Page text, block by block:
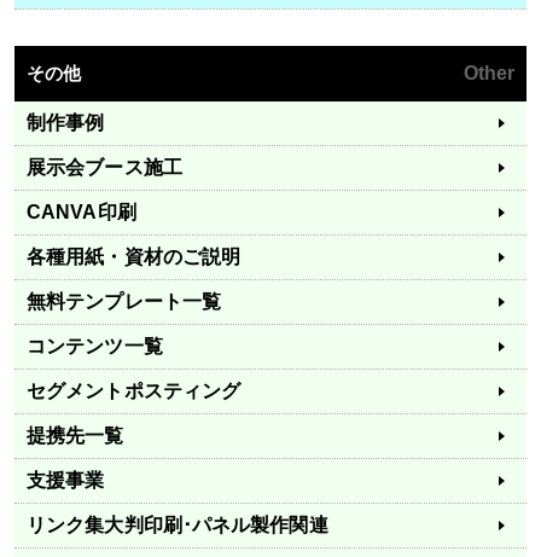
その他 Other
制作事例
展示会ブース施工
CANVA印刷
各種用紙・資材のご説明
無料テンプレート一覧
コンテンツ一覧
セグメントポスティング
提携先一覧
支援事業
リンク集大判印刷･パネル製作関連